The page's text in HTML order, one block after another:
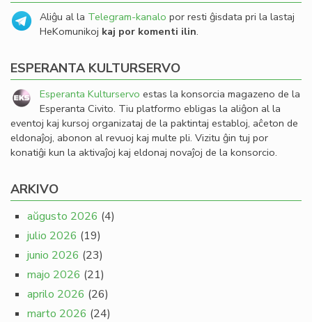
Aliĝu al la Telegram-kanalo por resti ĝisdata pri la lastaj
HeKomunikoj kaj por komenti ilin.
ESPERANTA KULTURSERVO
Esperanta Kulturservo estas la konsorcia magazeno de la
Esperanta Civito. Tiu platformo ebligas la aliĝon al la
eventoj kaj kursoj organizataj de la paktintaj establoj, aĉeton de
eldonaĵoj, abonon al revuoj kaj multe pli. Vizitu ĝin tuj por
konatiĝi kun la aktivaĵoj kaj eldonaj novaĵoj de la konsorcio.
ARKIVO
aŭgusto 2026 (4)
julio 2026 (19)
junio 2026 (23)
majo 2026 (21)
aprilo 2026 (26)
marto 2026 (24)